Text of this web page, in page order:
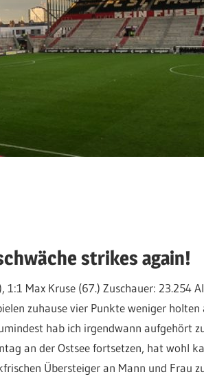
strikes again!
Max Kruse (67.) Zuschauer: 23.254
zuhause vier Punkte weniger holten
hab ich irgendwann aufgehört
an der Ostsee fortsetzen, hat wohl
Übersteiger an Mann und Frau